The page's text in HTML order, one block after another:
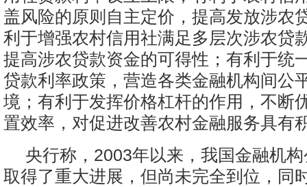
盖风险的原则自主定价，提高发放涉农
利于增强农村信用社满足多层次涉农贷
提高涉农贷款资金的可得性；有利于统
贷款利率政策，营造各类金融机构间公
境；有利于发挥价格杠杆的作用，不断
置效率，对促进改善农村金融服务具有
央行称，2003年以来，我国金融机
取得了重大进展，但尚未完全到位，同